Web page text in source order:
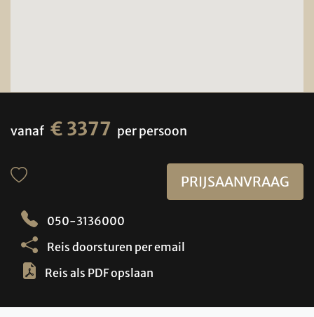
vanaf € 3377 per persoon
PRIJSAANVRAAG
050-3136000
Reis doorsturen per email
Reis als PDF opslaan